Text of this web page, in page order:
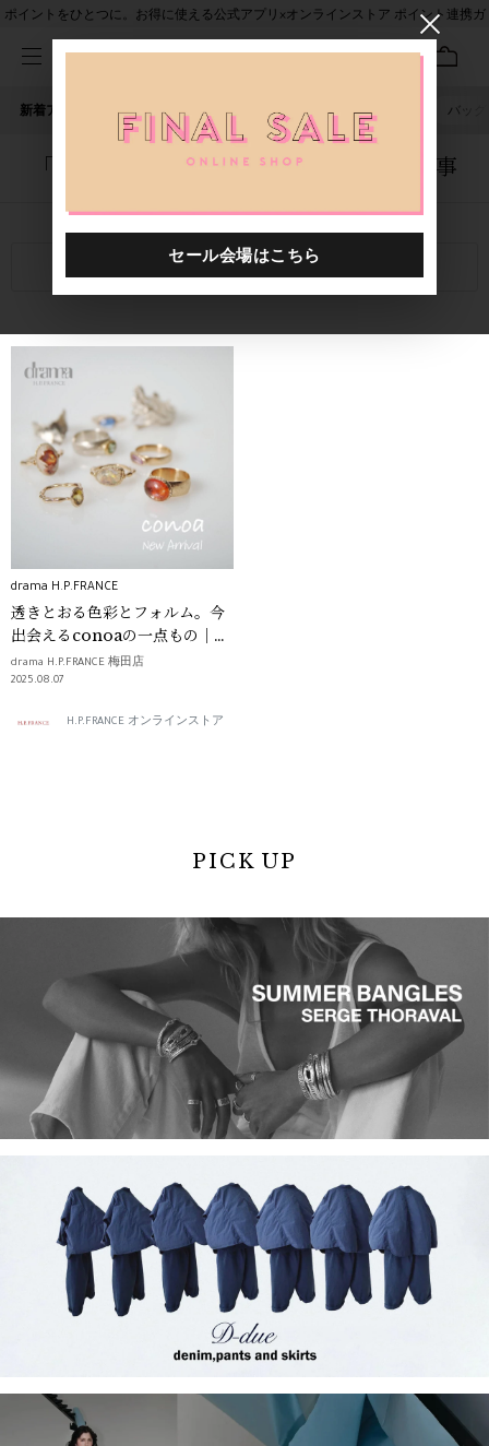
ポイントをひとつに。お得に使える公式アプリ×オンラインストア ポイント連携ガ
新着アイテム 人気ワード セール 40th限定 バッグ
「5057001.2423081.0099」に関する記事
関連キーワード
drama H.P.FRANCE
透きとおる色彩とフォルム。今
出会えるconoaの一点もの｜
drama H.P.FRANCE
drama H.P.FRANCE 梅田店
2025.08.07
H.P.FRANCE オンラインストア
PICK UP